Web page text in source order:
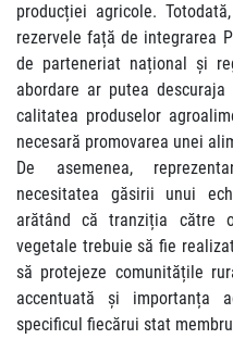
producției agricole.
rezervele față de integrarea
de parteneriat național și
abordare ar putea
calitatea produselor
necesară promovarea unei
De asemenea,
necesitatea găsirii unui
arătând că tranziția către
vegetale trebuie să fie
să protejeze comunitățile
accentuată și importanța
specificul fiecărui stat